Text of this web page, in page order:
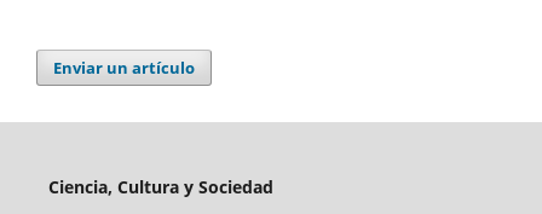
Enviar un artículo
Ciencia, Cultura y Sociedad